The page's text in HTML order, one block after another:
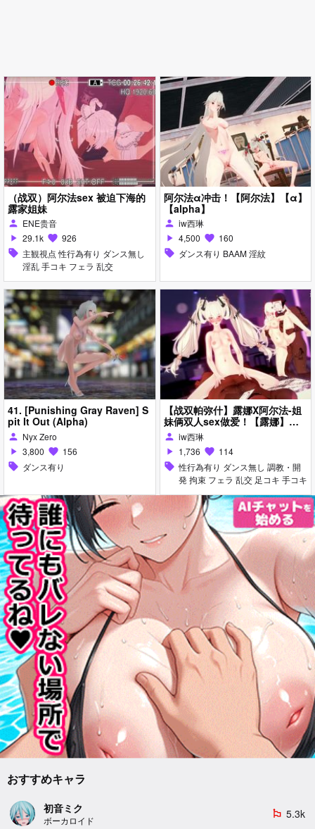
（战双）阿尔法sex 被迫下海的
露家姐妹
person ENE贵音
play_arrow 29.1k favorite 926
sell 主観視点 性行為有り ダンス無し
淫乱 手コキ フェラ 乱交
阿尔法α冲击！【阿尔法】【α】
【alpha】
person iw西琳
play_arrow 4,500 favorite 160
sell ダンス有り BAAM 淫紋
41. [Punishing Gray Raven] S
pit It Out (Alpha)
person Nyx Zero
play_arrow 3,800 favorite 156
sell ダンス有り
【战双帕弥什】露娜X阿尔法-姐
妹俩双人sex做爱！【露娜】
【阿尔法】【sex】【α】【alp
ha】【Luna】
person iw西琳
play_arrow 1,736 favorite 114
sell 性行為有り ダンス無し 調教・開
発 拘束 フェラ 乱交 足コキ 手コキ
おすすめキャラ
初音ミク
ボーカロイド
emoji_flags 5.3k